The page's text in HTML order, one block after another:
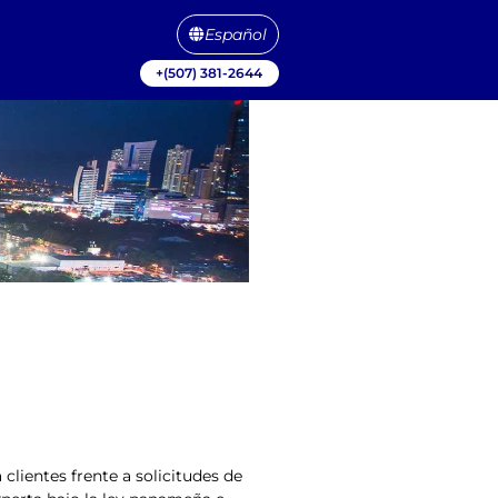
Español
+(507) 381-2644
clientes frente a solicitudes de